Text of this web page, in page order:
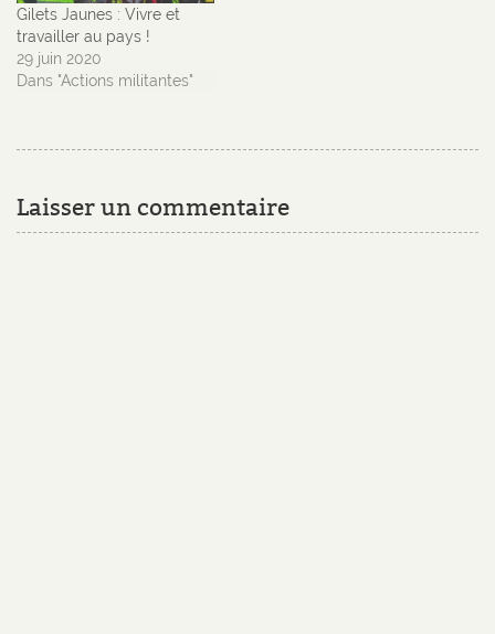
Gilets Jaunes : Vivre et
travailler au pays !
29 juin 2020
Dans "Actions militantes"
Laisser un commentaire